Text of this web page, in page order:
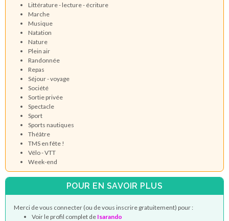
Littérature - lecture - écriture
Marche
Musique
Natation
Nature
Plein air
Randonnée
Repas
Séjour - voyage
Société
Sortie privée
Spectacle
Sport
Sports nautiques
Théâtre
TMS en fête !
Vélo - VTT
Week-end
POUR EN SAVOIR PLUS
Merci de vous connecter (ou de vous inscrire gratuitement) pour :
Voir le profil complet de Isarando